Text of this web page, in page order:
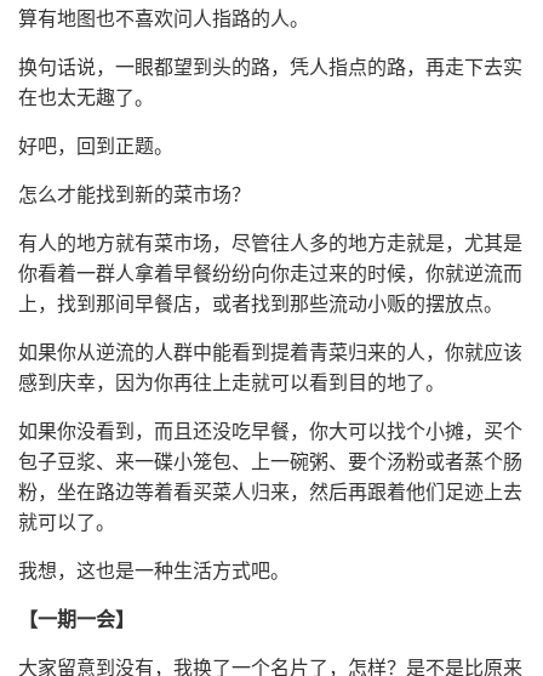
算有地图也不喜欢问人指路的人。
换句话说，一眼都望到头的路，凭人指点的路，再走下去实
在也太无趣了。
好吧，回到正题。
怎么才能找到新的菜市场？
有人的地方就有菜市场，尽管往人多的地方走就是，尤其是
你看着一群人拿着早餐纷纷向你走过来的时候，你就逆流而
上，找到那间早餐店，或者找到那些流动小贩的摆放点。
如果你从逆流的人群中能看到提着青菜归来的人，你就应该
感到庆幸，因为你再往上走就可以看到目的地了。
如果你没看到，而且还没吃早餐，你大可以找个小摊，买个
包子豆浆、来一碟小笼包、上一碗粥、要个汤粉或者蒸个肠
粉，坐在路边等着看买菜人归来，然后再跟着他们足迹上去
就可以了。
我想，这也是一种生活方式吧。
【一期一会】
大家留意到没有，我换了一个名片了，怎样？是不是比原来